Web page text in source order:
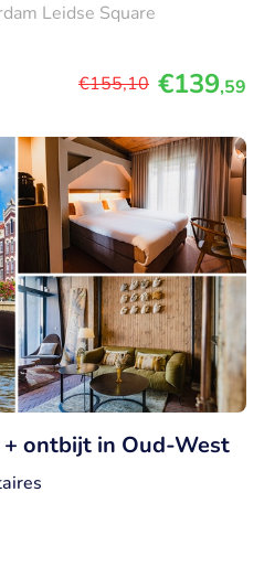
Leidse Square
€155,10 €139,59
ontbijt in Oud-West